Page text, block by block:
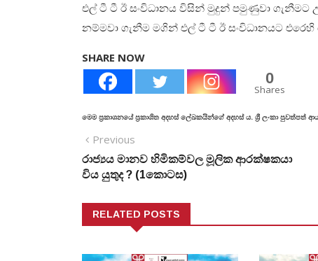
එල් ටී ටී ඊ සංවිධානය විසින් මුදුන් පමුණුවා ගැනීමට
නම්මවා ගැනීම මගින් එල් ටී ටී ඊ සංවිධානයට
SHARE NOW
0
Shares
මෙම ප්‍රකාශනයේ ප්‍රකාශිත අදහස් ලේඛකයින්ගේ අදහස් ය. ශ්‍රී ලංකා
Previous
රාජ්‍යය මානව හිමිකම්වල මූලික ආරක්ෂකයා
විය යුතුද ? (1කොටස)
RELATED POSTS